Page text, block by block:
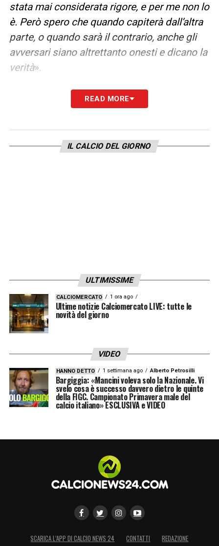
stata mai considerata rigore, e per me non lo
è. Però spero che quando capiterà dall’altra
parte, o quando sarà il contrario, anche gli
avversari siano altrettanto onesti e dicano la
verità».
LEGGI ANCHE –Champions League
2025/2026: calendario, risultati, classifica
LA PLAYLIST DELLE NOSTRE TOP NEWS
READ MORE
IL CALCIO DEL GIORNO
ULTIMISSIME
CALCIOMERCATO 1 ora ago
Ultime notizie Calciomercato LIVE: tutte le
novità del giorno
VIDEO
HANNO DETTO 1 settimana ago Alberto Petrosilli
Bargiggia: «Mancini voleva solo la Nazionale. Vi
svelo cosa è successo davvero dietro le quinte
della FIGC. Campionato Primavera male del
calcio italiano» ESCLUSIVA e VIDEO
SCARICA L’APP DI CALCIO NEWS 24 CONTATTI REDAZIONE